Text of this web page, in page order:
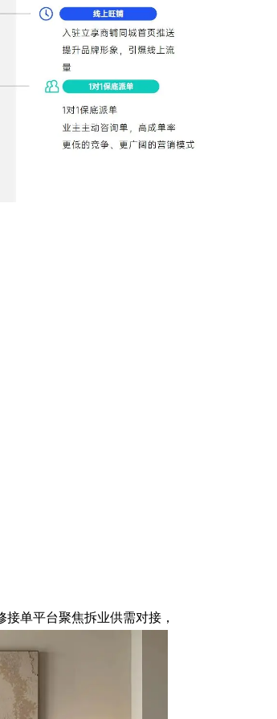
单平台聚焦拆业供需对接，